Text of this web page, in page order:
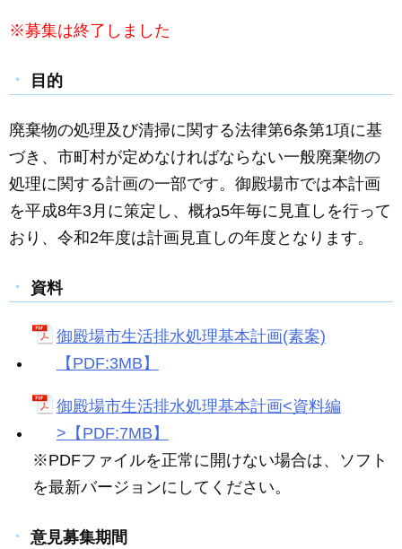
c
e
b
o
o
k
ail ss
n
g
er
※募集は終了しました
目的
廃棄物の処理及び清掃に関する法律第6条第1項に基
づき、市町村が定めなければならない一般廃棄物の
処理に関する計画の一部です。御殿場市では本計画
を平成8年3月に策定し、概ね5年毎に見直しを行って
おり、令和2年度は計画見直しの年度となります。
資料
御殿場市生活排水処理基本計画(素案)
【PDF:3MB】
御殿場市生活排水処理基本計画<資料編
>【PDF:7MB】
※PDFファイルを正常に開けない場合は、ソフト
を最新バージョンにしてください。
意見募集期間